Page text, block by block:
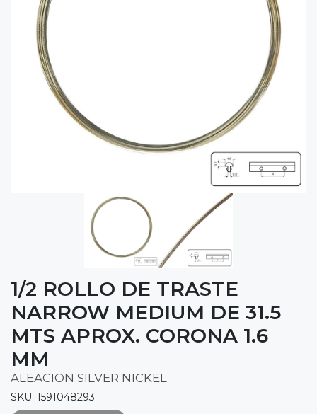
1/2 ROLLO DE TRASTE
NARROW MEDIUM DE 31.5
MTS APROX. CORONA 1.6
MM
ALEACION SILVER NICKEL
SKU: 1591048293